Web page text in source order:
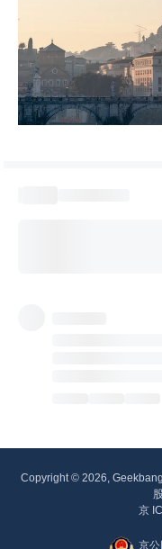
Copyright © 2026,
京
京